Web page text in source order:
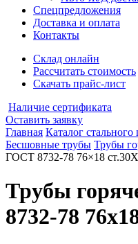
Спецпредложения
Доставка и оплата
Контакты
Склад онлайн
Рассчитать стоимость
Скачать прайс-лист
Наличие сертификата
Оставить заявку
Главная Каталог стального
Бесшовные трубы Трубы
ГОСТ 8732-78 76×18
Трубы
8732-78